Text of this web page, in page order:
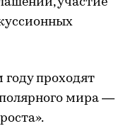
проходят
мира —